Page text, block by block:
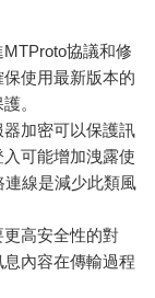
MTProto協議和修
使用最新版本的
。
加密可以保護訊
可能增加洩露使
連線是減少此類風
更高安全性的對
內容在傳輸過程